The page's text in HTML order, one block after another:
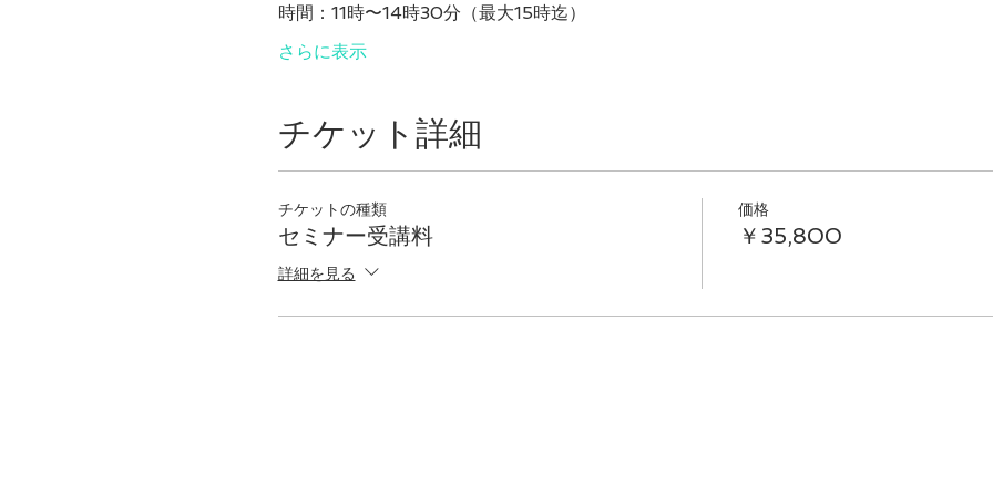
時間：11時〜14時30分（最大15時迄）
さらに表示
チケット詳細
チケットの種類
セミナー受講料
詳細を見る
価格
￥35,800